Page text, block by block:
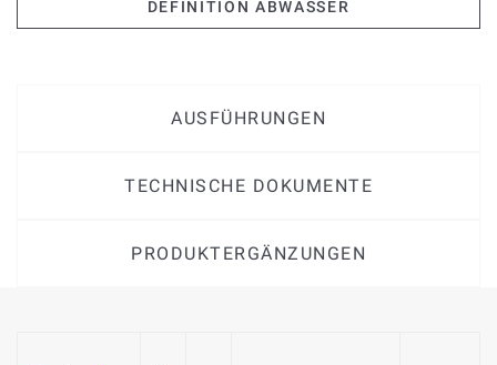
DEFINITION ABWASSER
AUSFÜHRUNGEN
TECHNISCHE DOKUMENTE
PRODUKTERGÄNZUNGEN